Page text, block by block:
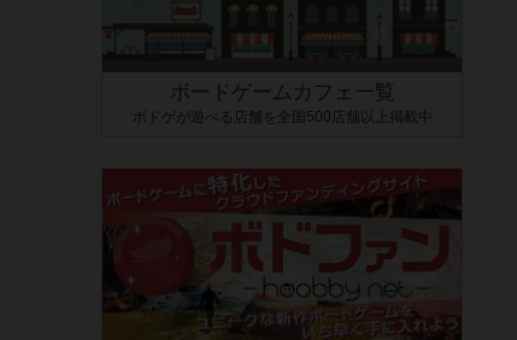
ボードゲームカフェ一覧
ボドゲが遊べる店舗を全国500店舗以上掲載中